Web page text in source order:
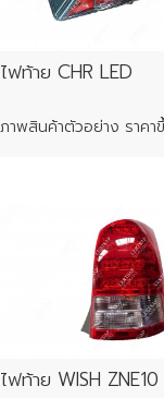
ไฟท้าย CHR LED
ไฟท้าย WISH